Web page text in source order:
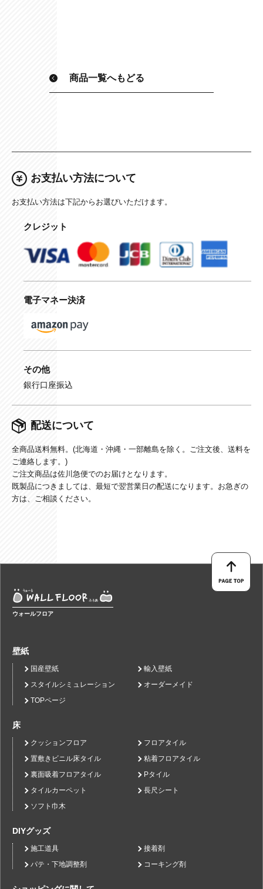
商品一覧へもどる
お支払い方法について
お支払い方法は下記からお選びいただけます。
クレジット
電子マネー決済
その他
銀行口座振込
配送について
全商品送料無料。(北海道・沖縄・一部離島を除く。ご注文後、送料を
ご連絡します。)
ご注文商品は佐川急便でのお届けとなります。
既製品につきましては、最短で翌営業日の配送になります。お急ぎの
方は、ご相談ください。
ウォールフロア
壁紙
国産壁紙
輸入壁紙
スタイルシミュレーション
オーダーメイド
TOPページ
床
クッションフロア
フロアタイル
置敷きビニル床タイル
粘着フロアタイル
裏面吸着フロアタイル
Pタイル
タイルカーペット
長尺シート
ソフト巾木
DIYグッズ
施工道具
接着剤
パテ・下地調整剤
コーキング剤